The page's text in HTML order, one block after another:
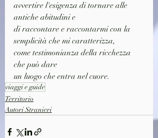
avvertire l'esigenza di tornare alle
antiche abitudini e
di raccontare e raccontarmi con la
semplicità che mi caratterizza,
come testimonianza della ricchezza
che può dare
un luogo che entra nel cuore.
viaggi e guide
Territorio
Autori Stranieri